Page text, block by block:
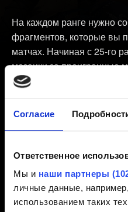
Согласие
Ответственное
Мы и наши партнеры
личные данные,
использованием таких
На каждом ранге нужно
фрагментов, которые вы
матчах. Начиная с 25-го
мозаики за проигранные
во время текущего сезона
Начиная с третьей
и выше). Если игра
серия не сбрасывается.
Ранг Победная